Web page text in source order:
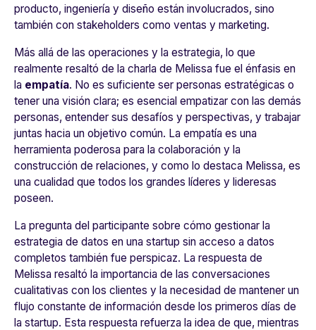
producto, ingeniería y diseño están involucrados, sino
también con stakeholders como ventas y marketing.
Más allá de las operaciones y la estrategia, lo que
realmente resaltó de la charla de Melissa fue el énfasis en
la empatía. No es suficiente ser personas estratégicas o
tener una visión clara; es esencial empatizar con las demás
personas, entender sus desafíos y perspectivas, y trabajar
juntas hacia un objetivo común. La empatía es una
herramienta poderosa para la colaboración y la
construcción de relaciones, y como lo destaca Melissa, es
una cualidad que todos los grandes líderes y lideresas
poseen.
La pregunta del participante sobre cómo gestionar la
estrategia de datos en una startup sin acceso a datos
completos también fue perspicaz. La respuesta de
Melissa resaltó la importancia de las conversaciones
cualitativas con los clientes y la necesidad de mantener un
flujo constante de información desde los primeros días de
la startup. Esta respuesta refuerza la idea de que, mientras